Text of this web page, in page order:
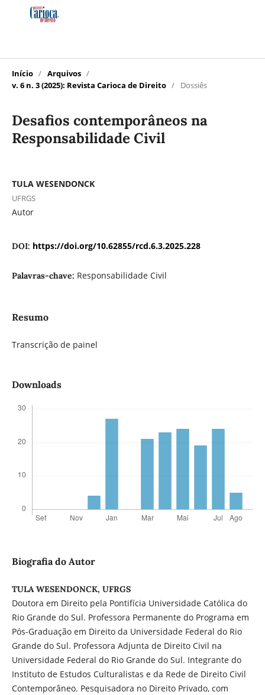
Início / Arquivos /
v. 6 n. 3 (2025): Revista Carioca de Direito / Dossiês
Desafios contemporâneos na
Responsabilidade Civil
TULA WESENDONCK
UFRGS
Autor
DOI: https://doi.org/10.62855/rcd.6.3.2025.228
Palavras-chave: Responsabilidade Civil
Resumo
Transcrição de painel
Downloads
Biografia do Autor
TULA WESENDONCK, UFRGS
Doutora em Direito pela Pontifícia Universidade Católica do
Rio Grande do Sul. Professora Permanente do Programa em
Pós-Graduação em Direito da Universidade Federal do Rio
Grande do Sul. Professora Adjunta de Direito Civil na
Universidade Federal do Rio Grande do Sul. Integrante do
Instituto de Estudos Culturalistas e da Rede de Direito Civil
Contemporâneo. Pesquisadora no Direito Privado, com